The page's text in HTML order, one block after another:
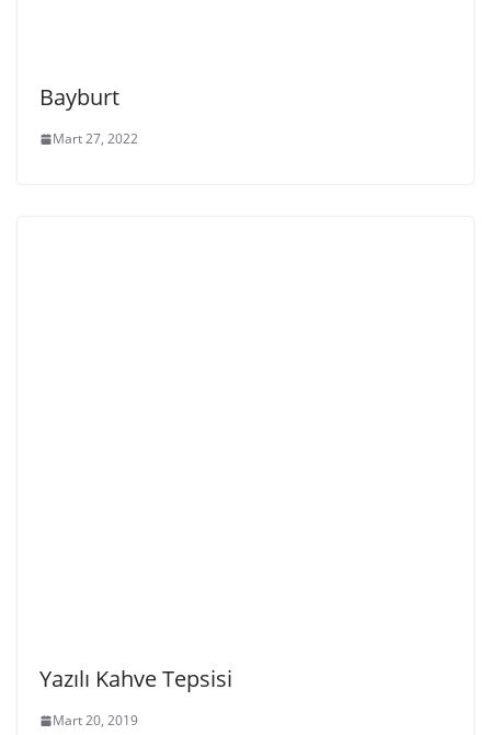
Bayburt
Mart 27, 2022
Yazılı Kahve Tepsisi
Mart 20, 2019